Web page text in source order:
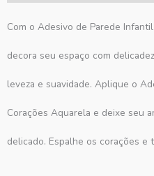
Com o Adesivo de Parede
decora seu espaço com
leveza e suavidade. Aplique o
Corações Aquarela e deixe seu
delicado. Espalhe os corações e